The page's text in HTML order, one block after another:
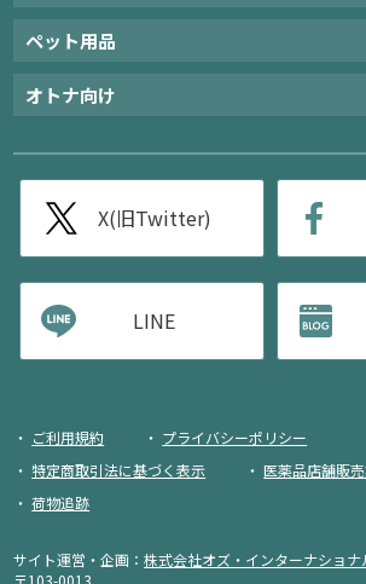
ペット用品
オトナ向け
X(旧Twitter)
LINE
ご利用規約
プライバシーポリシー
特定商取引法に基づく表示
医薬品店舗販
荷物追跡
サイト運営・企画：株式会社オズ・インターナショナ
〒103-0013